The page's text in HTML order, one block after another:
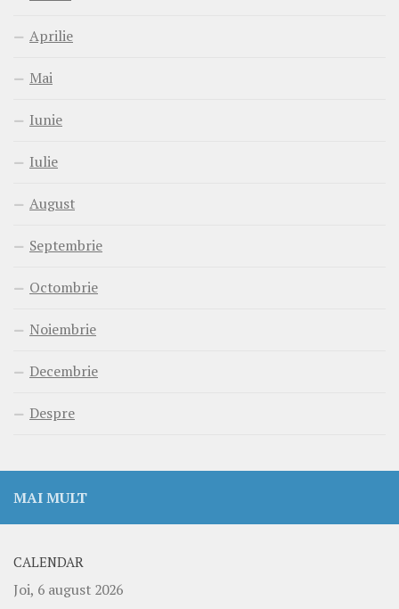
Aprilie
Mai
Iunie
Iulie
August
Septembrie
Octombrie
Noiembrie
Decembrie
Despre
MAI MULT
CALENDAR
Joi, 6 august 2026